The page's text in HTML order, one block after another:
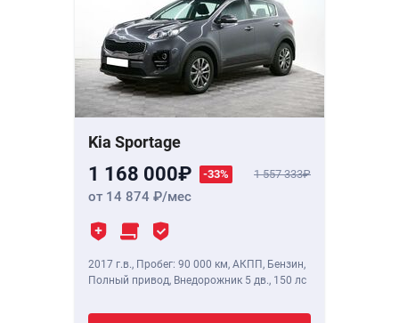
Kia Sportage
1 168 000 -33% 1 557 333
от 14 874 /мес
2017 г.в., Пробег: 90 000 км, АКПП, Бензин,
Полный привод, Внедорожник 5 дв., 150 лс